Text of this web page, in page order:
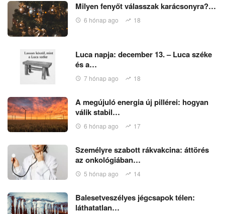
Milyen fenyőt válasszak karácsonyra?…
6 hónap ago 18
Luca napja: december 13. – Luca széke
és a…
7 hónap ago 18
A megújuló energia új pillérei: hogyan
válik stabil…
6 hónap ago 17
Személyre szabott rákvakcina: áttörés
az onkológiában…
5 hónap ago 14
Balesetveszélyes jégcsapok télen:
láthatatlan…